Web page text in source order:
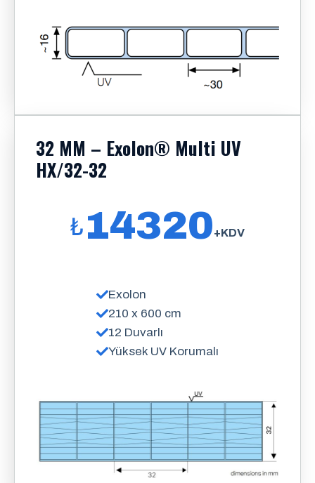
32 MM – Exolon® Multi UV
HX/32-32
₺14320+KDV
Exolon
210 x 600 cm
12 Duvarlı
Yüksek UV Korumalı